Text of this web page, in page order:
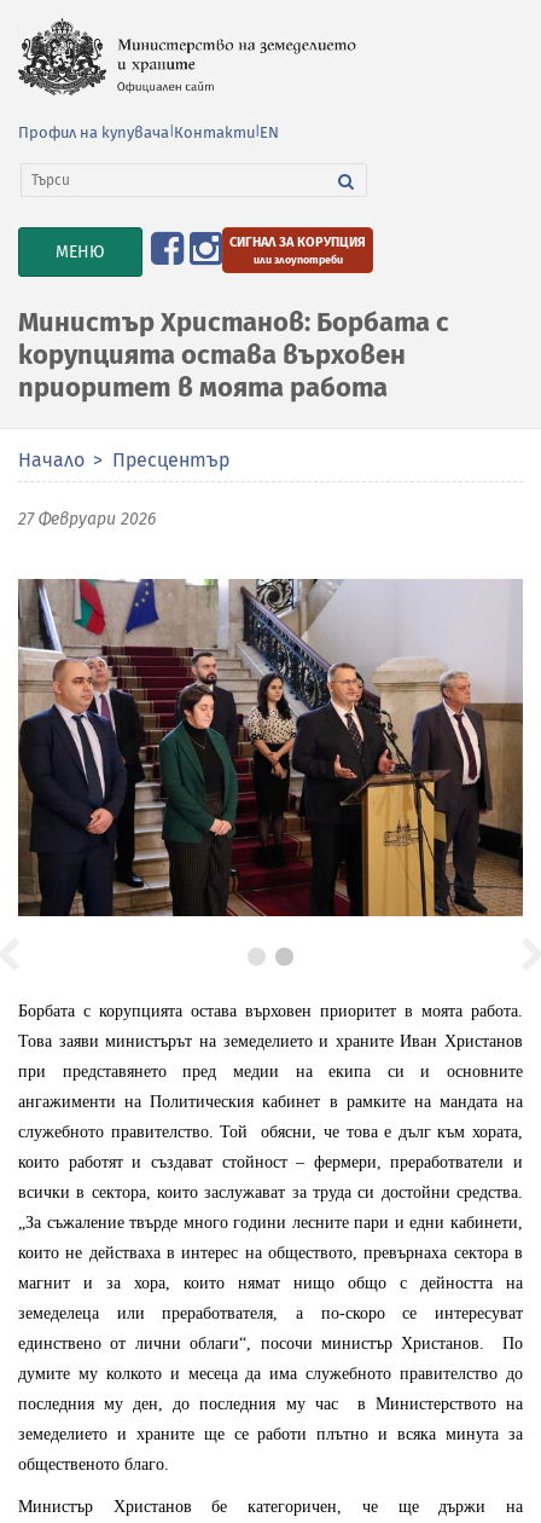
Профил на купувача Контакти EN
TOGGLE
NAVIGATION
МЕНЮ СИГНАЛ ЗА КОРУПЦИЯ
или злоупотреби
Министър Христанов: Борбата с
корупцията остава върховен
приоритет в моята работа
Начало Пресцентър
27 Февруари 2026
Борбата с корупцията остава върховен приоритет в моята работа.
Това заяви министърът на земеделието и храните Иван Христанов
при представянето пред медии на екипа си и основните
ангажименти на Политическия кабинет в рамките на мандата на
служебното правителство. Той обясни, че това е дълг към хората,
които работят и създават стойност – фермери, преработватели и
всички в сектора, които заслужават за труда си достойни средства.
„За съжаление твърде много години лесните пари и едни кабинети,
които не действаха в интерес на обществото, превърнаха сектора в
магнит и за хора, които нямат нищо общо с дейността на
земеделеца или преработвателя, а по-скоро се интересуват
единствено от лични облаги“, посочи министър Христанов. По
думите му колкото и месеца да има служебното правителство до
последния му ден, до последния му час в Министерството на
земеделието и храните ще се работи плътно и всяка минута за
общественото благо.
Министър Христанов бе категоричен, че ще държи на